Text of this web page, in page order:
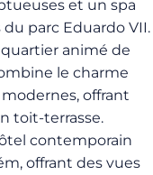
et un spa
parc Eduardo VII.
animé de
le charme
offrant
toit-terrasse.
contemporain
offrant des vues